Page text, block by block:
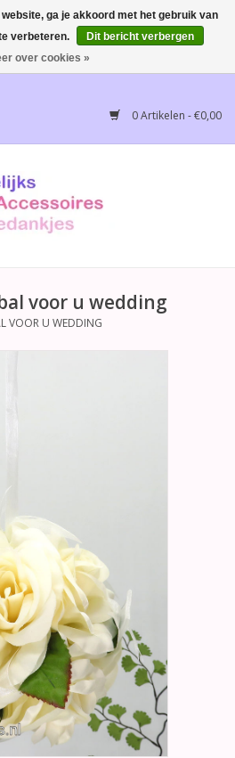
NL vanaf € 65,00, België
0 Artikelen - €0,00
voor u wedding
VOOR U WEDDING
ga je akkoord met het gebruik van
verbeteren.
Dit bericht verbergen
over cookies »